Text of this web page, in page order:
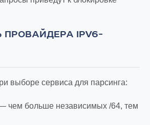
ПРОВАЙДЕРА IPV6-
выборе сервиса для парсинга:
чем больше независимых /64, тем